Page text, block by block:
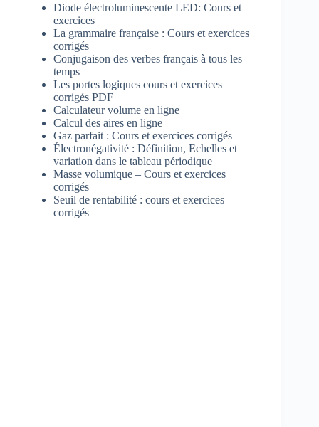
Diode électroluminescente LED: Cours et
exercices
La grammaire française : Cours et exercices
corrigés
Conjugaison des verbes français à tous les
temps
Les portes logiques cours et exercices
corrigés PDF
Calculateur volume en ligne
Calcul des aires en ligne
Gaz parfait : Cours et exercices corrigés
Électronégativité : Définition, Echelles et
variation dans le tableau périodique
Masse volumique – Cours et exercices
corrigés
Seuil de rentabilité : cours et exercices
corrigés